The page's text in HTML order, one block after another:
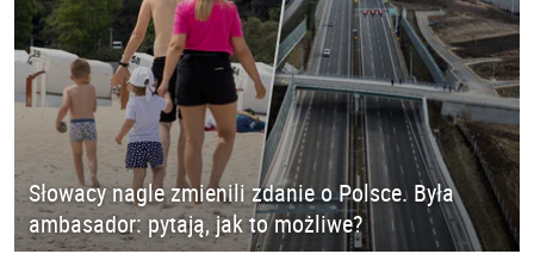
Słowacy nagle zmienili zdanie o Polsce. Była
ambasador: pytają, jak to możliwe?